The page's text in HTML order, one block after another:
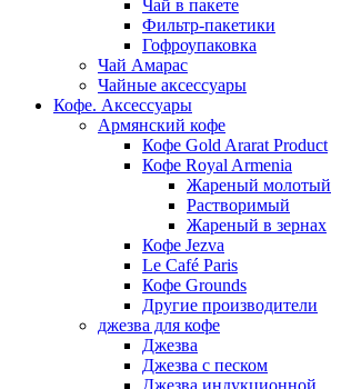
Чай в пакете
Фильтр-пакетики
Гофроупаковка
Чай Амарас
Чайные аксессуары
Кофе. Аксессуары
Армянский кофе
Кофе Gold Ararat Product
Кофе Royal Armenia
Жареный молотый
Растворимый
Жареный в зернах
Кофе Jezva
Le Café Paris
Кофе Grounds
Другие производители
джезва для кофе
Джезва
Джезва с песком
Джезва индукционной